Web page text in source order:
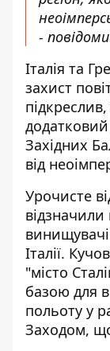
-
Італія та
захист
додатковий
Західних
від
Урочисте
Італії.
"місто
базою для
польоту у
Заходом,